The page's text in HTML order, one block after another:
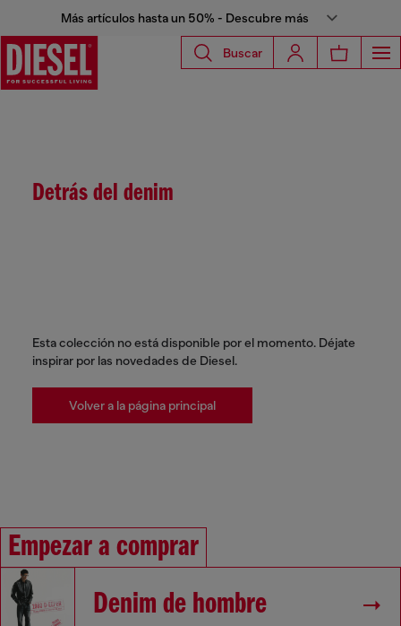
Más artículos hasta un 50% - Descubre más
Buscar
Detrás del denim
Esta colección no está disponible por el momento. Déjate
inspirar por las novedades de Diesel.
Volver a la página principal
Empezar a comprar
Denim de hombre